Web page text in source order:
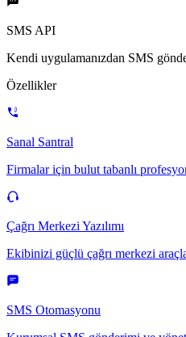
SMS API
Kendi uygulamanızdan SMS
Özellikler
Sanal Santral
Firmalar için bulut tabanlı
Çağrı Merkezi Yazılımı
Ekibinizi güçlü çağrı merkezi
SMS Otomasyonu